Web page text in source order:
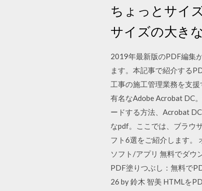
ちょっとサイ
サイズの大き
2019年最新版のPDF編集
ます。本記事で紹介する
工事の施工管理業務を支
有名なAdobe Acrobat DC
ードする方法、Acrobat
なpdf。ここでは、ブラウ
フト6選をご紹介します。
ソフト/アプリ 無料でダウ
PDF塗りつぶし：無料で
26 by 鈴木 智美 HTMLを